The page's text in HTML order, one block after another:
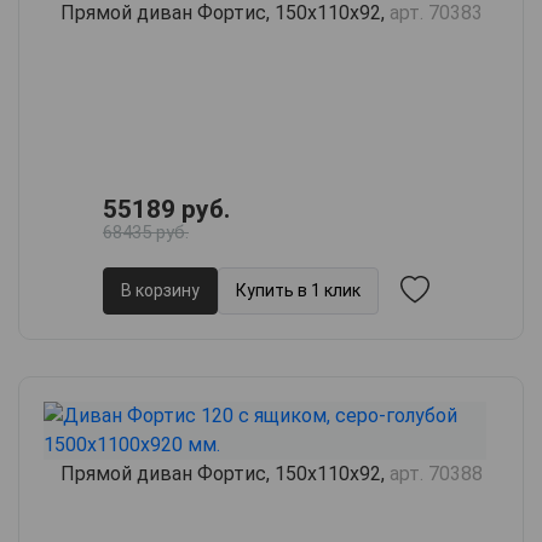
Прямой диван Фортис, 150х110х92, арт. 70383
55189 руб.
68435 руб.
В корзину Купить в 1 клик
Прямой диван Фортис, 150х110х92, арт. 70388